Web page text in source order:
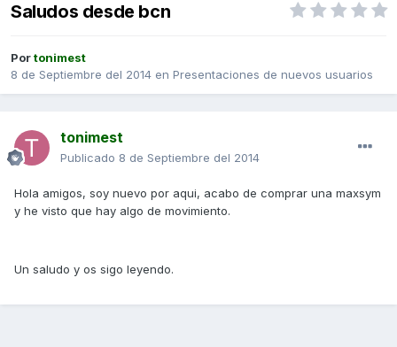
Saludos desde bcn
Portonimest
8 de Septiembre del 2014 en Presentaciones de nuevos usuarios
tonimest
Publicado 8 de Septiembre del 2014
Hola amigos, soy nuevo por aqui, acabo de comprar una maxsym
y he visto que hay algo de movimiento.
Un saludo y os sigo leyendo.